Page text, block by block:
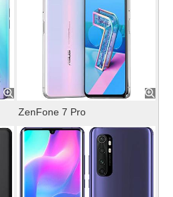
ZenFone 7 Pro